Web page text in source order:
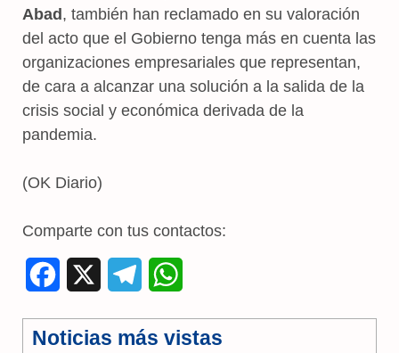
Abad, también han reclamado en su valoración
del acto que el Gobierno tenga más en cuenta las
organizaciones empresariales que representan,
de cara a alcanzar una solución a la salida de la
crisis social y económica derivada de la
pandemia.
(OK Diario)
Comparte con tus contactos:
c l a
Noticias más vistas